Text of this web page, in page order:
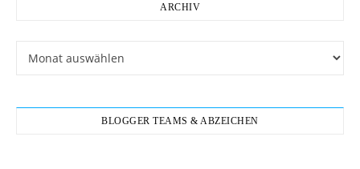
ARCHIV
BLOGGER TEAMS & ABZEICHEN